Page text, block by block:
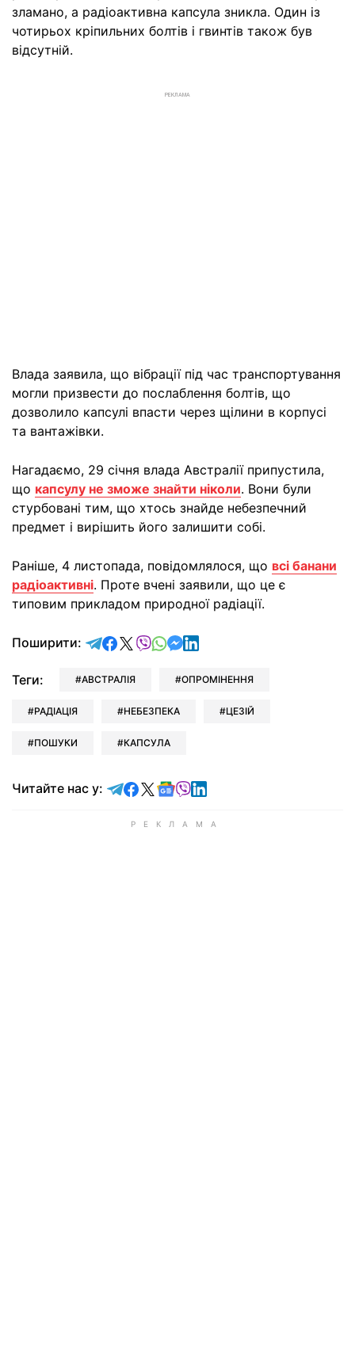
зламано, а радіоактивна капсула зникла. Один із
чотирьох кріпильних болтів і гвинтів також був
відсутній.
РЕКЛАМА
Влада заявила, що вібрації під час транспортування
могли призвести до послаблення болтів, що
дозволило капсулі впасти через щілини в корпусі
та вантажівки.
Нагадаємо, 29 січня влада Австралії припустила,
що капсулу не зможе знайти ніколи. Вони були
стурбовані тим, що хтось знайде небезпечний
предмет і вирішить його залишити собі.
Раніше, 4 листопада, повідомлялося, що всі банани
радіоактивні. Проте вчені заявили, що це є
типовим прикладом природної радіації.
Поширити: відправити у Telegram
поділитись у Facebook
поділитись у X
відправити у Viber
відправити у Whatsapp
відправити у Messenger
відправити у LinkedIn
Теги: АВСТРАЛІЯ ОПРОМІНЕННЯ
РАДІАЦІЯ НЕБЕЗПЕКА ЦЕЗІЙ
ПОШУКИ КАПСУЛА
Читайте нас у: Читайте у Telegram
Читайте у Facebook
Читайте у X
Читайте у Google news
Читайте у Viber
Читайте у LinkedIn